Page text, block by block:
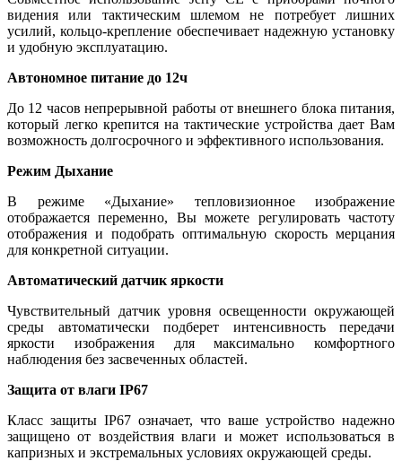
видения или тактическим шлемом не потребует лишних
усилий, кольцо-крепление обеспечивает надежную установку
и удобную эксплуатацию.
Автономное питание до 12ч
До 12 часов непрерывной работы от внешнего блока питания,
который легко крепится на тактические устройства дает Вам
возможность долгосрочного и эффективного использования.
Режим Дыхание
В режиме «Дыхание» тепловизионное изображение
отображается переменно, Вы можете регулировать частоту
отображения и подобрать оптимальную скорость мерцания
для конкретной ситуации.
Автоматический датчик яркости
Чувствительный датчик уровня освещенности окружающей
среды автоматически подберет интенсивность передачи
яркости изображения для максимально комфортного
наблюдения без засвеченных областей.
Защита от влаги IP67
Класс защиты IP67 означает, что ваше устройство надежно
защищено от воздействия влаги и может использоваться в
капризных и экстремальных условиях окружающей среды.